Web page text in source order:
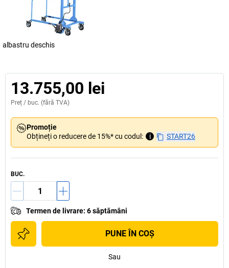
albastru deschis
13.755,00 lei
Preț / buc. (fără TVA)
Promoție
Obțineți o reducere de 15%* cu codul:
i START26
BUC.
Termen de livrare: 6 săptămâni
PUNE ÎN COŞ
Sau